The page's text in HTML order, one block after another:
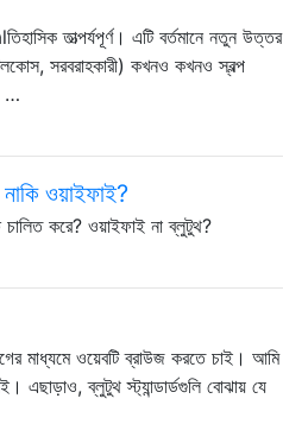
তাত্পর্যপূর্ণ। এটি বর্তমানে নতুন উত্তর
সরবরাহকারী) কখনও কখনও স্বল্প
…
ওয়াইফাই?
চালিত করে? ওয়াইফাই না ব্লুটুথ?
মাধ্যমে ওয়েবটি ব্রাউজ করতে চাই। আমি
এছাড়াও, ব্লুটুথ স্ট্যান্ডার্ডগুলি বোঝায় যে